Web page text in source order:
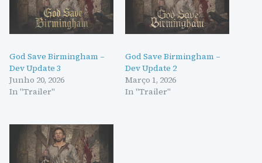
God Save Birmingham –
Dev Update 3
Junho 20, 2026
In "Trailer"
God Save Birmingham –
Dev Update 2
Março 1, 2026
In "Trailer"